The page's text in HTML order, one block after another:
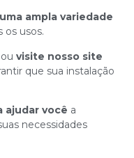
ampla variedade
os usos.
ou visite nosso site
que sua instalação
ajudar você a
necessidades